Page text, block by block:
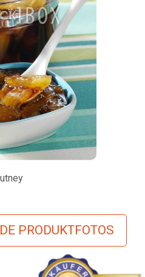
PRODUKTFOTOS